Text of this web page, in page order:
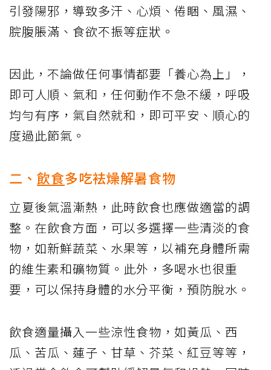
引發陽邪，導致多汗、心煩、倦睏、風濕、
脘腹脹滿、食欲不振等症狀。
因此，不論做任何事情都要「養心為上」，
即可人順、氣和，任何動作不急不緩，呼吸
均勻有序，氣自然就和，即可平安、順心的
度過此節氣。
二、 飲食多吃袪燥解暑食物
立夏後氣溫漸熱，此時飲食也應做適當的調
整。在飲食方面，可以多選擇一些清淡的食
物，如新鮮蔬菜、水果等，以補充身體所需
的維生素和礦物質。此外，多喝水也很重
要，可以保持身體的水分平衡，預防脫水。
飲食適量攝入一些涼性食物，如黃瓜、西
瓜、苦瓜、蓮子、甘草、芥菜、紅豆等等，